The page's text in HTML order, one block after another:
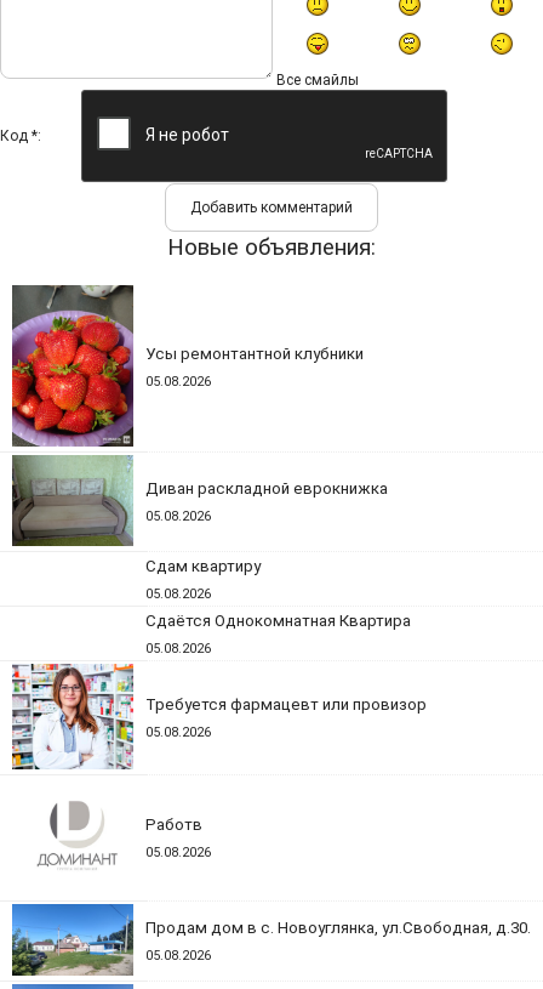
Все смайлы
Код *:
Новые объявления:
Усы ремонтантной клубники
05.08.2026
Диван раскладной еврокнижка
05.08.2026
Сдам квартиру
05.08.2026
Сдаётся Однокомнатная Квартира
05.08.2026
Требуется фармацевт или провизор
05.08.2026
Работв
05.08.2026
Продам дом в с. Новоуглянка, ул.Свободная, д.30.
05.08.2026